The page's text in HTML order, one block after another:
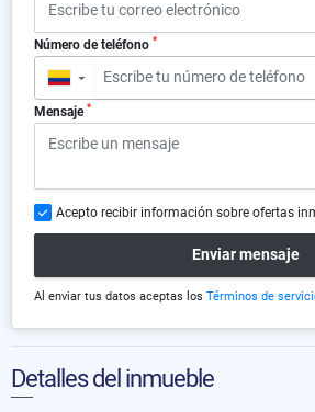
Número de teléfono *
▼
Mensaje *
Acepto recibir información sobre ofertas
Enviar mensaje
Al enviar tus datos aceptas los Términos de
Detalles del inmueble